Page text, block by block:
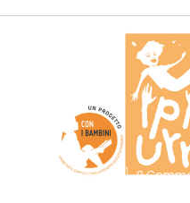
di edupro 0